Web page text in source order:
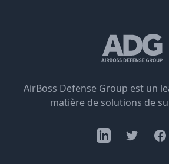
AirBoss Defense Group est un
matière de solutions de